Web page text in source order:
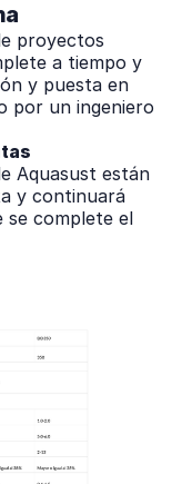
proyectos
a tiempo y
y puesta en
por un ingeniero
Aquasust están
y continuará
se complete el